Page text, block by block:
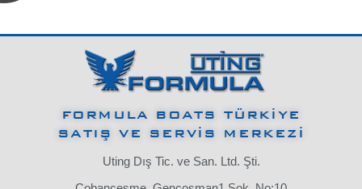
FORMULA BOATS TÜRKİYE
SATIŞ VE SERVİS MERKEZİ
Uting Dış Tic. ve San. Ltd. Şti.